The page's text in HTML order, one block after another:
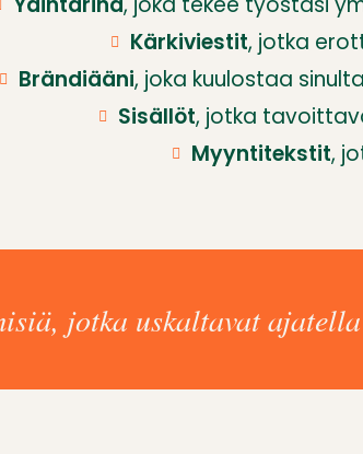
Kärkiviestit, jotka
Brändiääni, joka kuulostaa
Sisällöt, jotka
Myyntitekstit,
jotka uskaltavat ajatella